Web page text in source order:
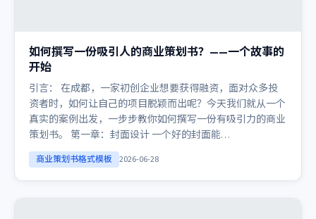
如何撰写一份吸引人的商业策划书？——一个故事的
开始
引言： 在成都，一家初创企业想要获得融资，面对众多投
资者时，如何让自己的项目脱颖而出呢？今天我们就从一个
真实的案例出发，一步步教你如何撰写一份有吸引力的商业
策划书。 第一章：封面设计 一个好的封面能…
商业策划书格式模板 2026-06-28